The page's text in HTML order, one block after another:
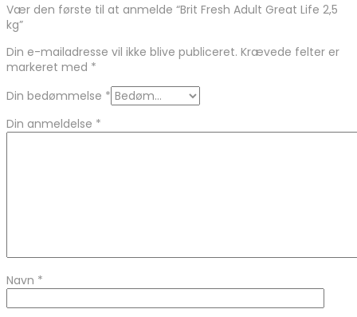
Vær den første til at anmelde “Brit Fresh Adult Great Life 2,5
kg”
Din e-mailadresse vil ikke blive publiceret. Krævede felter er
markeret med *
Din bedømmelse *
Din anmeldelse *
Navn *